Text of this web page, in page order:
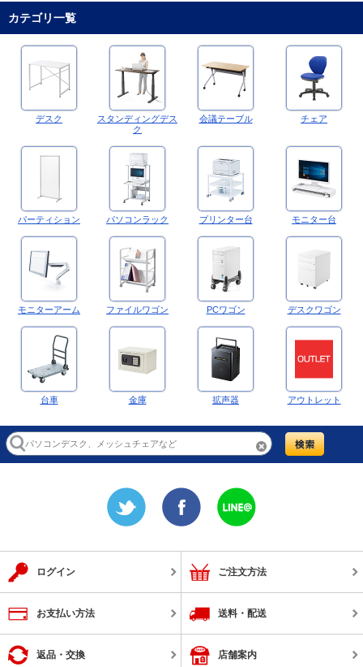
カテゴリ一覧
デスク
スタンディングデス
ク
会議テーブル チェア
パーティション パソコンラック プリンター台 モニター台
モニターアーム ファイルワゴン PCワゴン デスクワゴン
台車 金庫 拡声器 アウトレット
ログイン ご注文方法
お支払い方法 送料・配送
返品・交換 店舗案内